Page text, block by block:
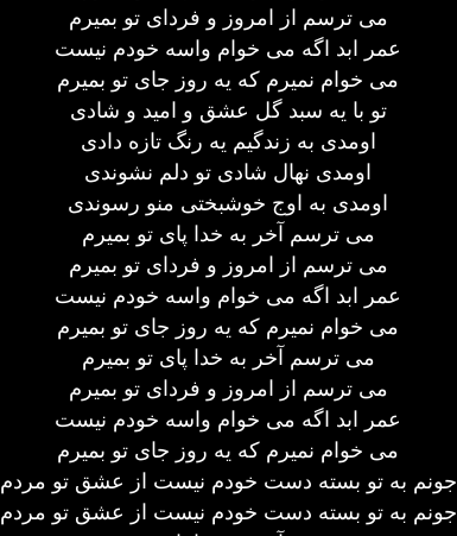
می ترسم از امروز و فردای تو بمیرم
عمر ابد اگه می خوام واسه خودم نیست
می خوام نمیرم که یه روز جای تو بمیرم
تو با یه سبد گل عشق و امید و شادی
اومدی به زندگیم یه رنگ تازه دادی
اومدی نهال شادی تو دلم نشوندی
اومدی به اوج خوشبختی منو رسوندی
می ترسم آخر به خدا پای تو بمیرم
می ترسم از امروز و فردای تو بمیرم
عمر ابد اگه می خوام واسه خودم نیست
می خوام نمیرم که یه روز جای تو بمیرم
می ترسم آخر به خدا پای تو بمیرم
می ترسم از امروز و فردای تو بمیرم
عمر ابد اگه می خوام واسه خودم نیست
می خوام نمیرم که یه روز جای تو بمیرم
جونم به تو بسته دست خودم نیست از عشق تو مردم
جونم به تو بسته دست خودم نیست از عشق تو مردم